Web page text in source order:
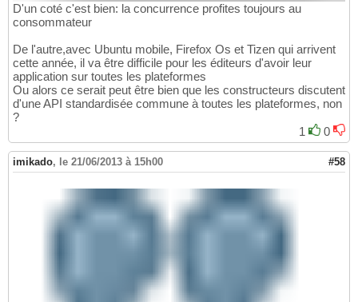
D'un coté c'est bien: la concurrence profites toujours au
consommateur
De l'autre,avec Ubuntu mobile, Firefox Os et Tizen qui arrivent
cette année, il va être difficile pour les éditeurs d'avoir leur
application sur toutes les plateformes
Ou alors ce serait peut être bien que les constructeurs discutent
d'une API standardisée commune à toutes les plateformes, non
?
1
0
imikado, le 21/06/2013 à 15h00 #58